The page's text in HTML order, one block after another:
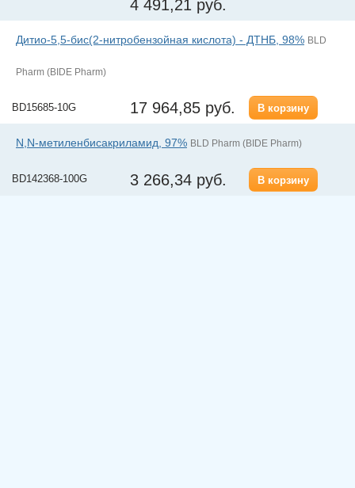
4 491,21 руб.
Дитио-5,5-бис(2-нитробензойная кислота) - ДТНБ, 98% BLD
Pharm (BIDE Pharm)
BD15685-10G 17 964,85 руб. В корзину
N,N-метиленбисакриламид, 97% BLD Pharm (BIDE Pharm)
BD142368-100G 3 266,34 руб. В корзину